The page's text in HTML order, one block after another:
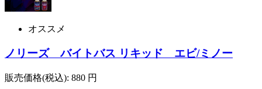
オススメ
ノリーズ バイトバス リキッド エビ/ミノー
販売価格(税込): 880 円